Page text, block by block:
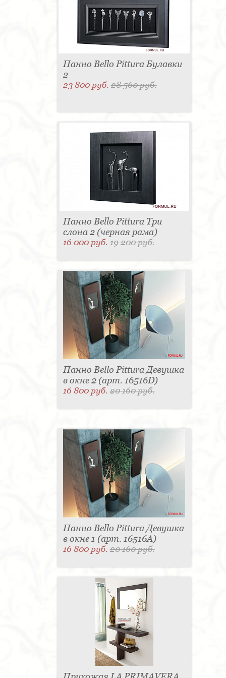
Мыльница - 1Подставка под зонт - 1
Панно Bello Pittura Булавки
2
23 800 руб.28 560 руб.
Панно Bello Pittura Три
слона 2 (черная рама)
16 000 руб.19 200 руб.
Панно Bello Pittura Девушка
в окне 2 (арт. 16516D)
16 800 руб.20 160 руб.
Панно Bello Pittura Девушка
в окне 1 (арт. 16516A)
16 800 руб.20 160 руб.